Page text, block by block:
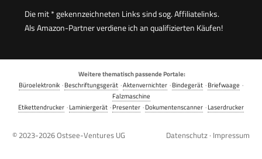
Die mit * gekennzeichneten Links sind sog. Affiliatelinks.
Als Amazon-Partner verdiene ich an qualifizierten Käufen!
Weitere thematisch passende Portale:
Büroelektronik ·Beschriftungsgerät ·Aktenvernichter ·Bindegerät ·Briefwaage ·
Falzmaschine
Etikettendrucker ·Laminiergerät ·Presenter ·Dokumentenscanner ·Laserdrucker
© 2023-2026Ostsee-Ventures UG Datenschutz · Impressum